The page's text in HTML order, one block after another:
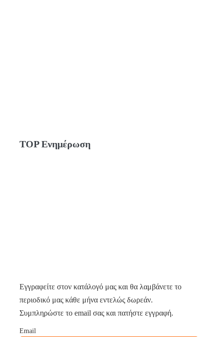
TOP Ενημέρωση
Εγγραφείτε στον κατάλογό μας και θα λαμβάνετε το
περιοδικό μας κάθε μήνα εντελώς δωρεάν.
Συμπληρώστε το email σας και πατήστε εγγραφή.
Email